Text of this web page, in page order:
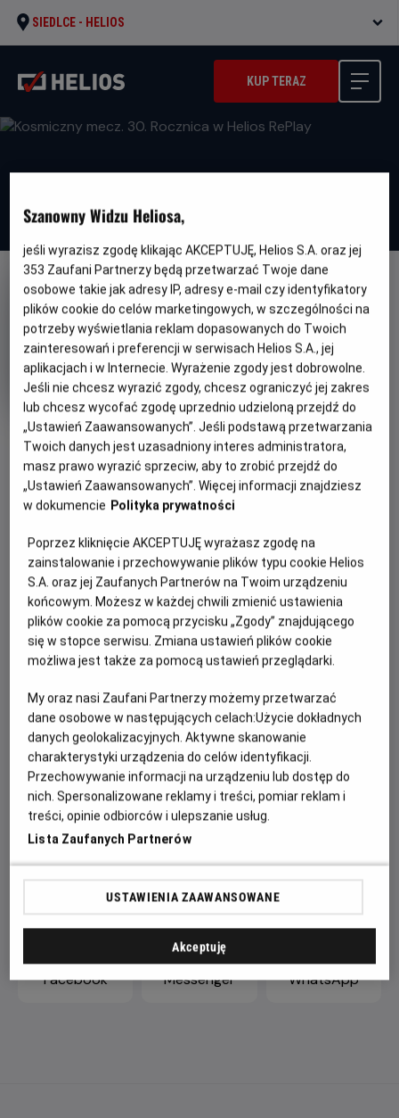
SIEDLCE - HELIOS
KUP TERAZ
OBSERWUJ
Kosmiczny mecz. 30. Rocznica
w Helios RePlay
Oryginalny
tytuł
Space Jam. 30th Anniversary
Gatunek
Animowany / Komedia / Familijny /
Sportowy
Minimalny
wiek
Od 8 lat
Czas
trwania
98 min
REŻYSERIA SCENARIUSZ
Rudnick, Timothy Harris
OBSADA
Michael Jordan, Wayne Knight, Theresa Randle
WIĘCEJ SZCZEGÓŁÓW
Bohaterowie kreskówek Looney Tunes z Królikiem Bugsem
na czele porywają Michaela Jordana, by ten pomógł im
wygrać ważny mecz koszykówki.
ZAPROŚ ZNAJOMYCH
Facebook Messenger WhatsApp
Szanowny Widzu Heliosa,
jeśli wyrazisz zgodę klikając AKCEPTUJĘ, Helios S.A. oraz jej
353 Zaufani Partnerzy będą przetwarzać Twoje dane
osobowe takie jak adresy IP, adresy e-mail czy identyfikatory
plików cookie do celów marketingowych, w szczególności na
potrzeby wyświetlania reklam dopasowanych do Twoich
zainteresowań i preferencji w serwisach Helios S.A., jej
aplikacjach i w Internecie. Wyrażenie zgody jest dobrowolne.
Jeśli nie chcesz wyrazić zgody, chcesz ograniczyć jej zakres
lub chcesz wycofać zgodę uprzednio udzieloną przejdź do
„Ustawień Zaawansowanych”. Jeśli podstawą przetwarzania
Twoich danych jest uzasadniony interes administratora,
masz prawo wyrazić sprzeciw, aby to zrobić przejdź do
„Ustawień Zaawansowanych”. Więcej informacji znajdziesz
w dokumencie Polityka prywatności
Poprzez kliknięcie AKCEPTUJĘ wyrażasz zgodę na
zainstalowanie i przechowywanie plików typu cookie Helios
S.A. oraz jej Zaufanych Partnerów na Twoim urządzeniu
końcowym. Możesz w każdej chwili zmienić ustawienia
plików cookie za pomocą przycisku „Zgody” znajdującego
się w stopce serwisu. Zmiana ustawień plików cookie
możliwa jest także za pomocą ustawień przeglądarki.
My oraz nasi Zaufani Partnerzy możemy przetwarzać
dane osobowe w następujących celach:Użycie dokładnych
danych geolokalizacyjnych. Aktywne skanowanie
charakterystyki urządzenia do celów identyfikacji.
Przechowywanie informacji na urządzeniu lub dostęp do
nich. Spersonalizowane reklamy i treści, pomiar reklam i
treści, opinie odbiorców i ulepszanie usług.
Lista Zaufanych Partnerów
USTAWIENIA ZAAWANSOWANE
Akceptuję